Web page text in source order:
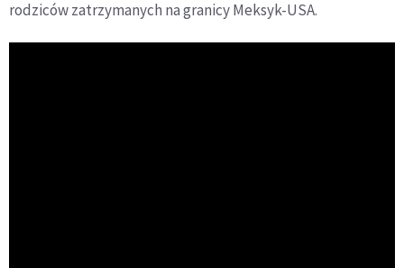
rodziców zatrzymanych na granicy Meksyk-USA.